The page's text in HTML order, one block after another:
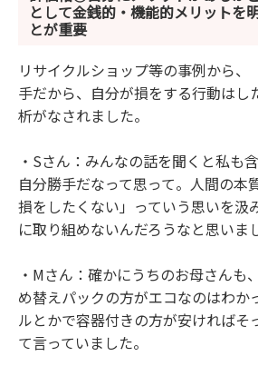
として金銭的・機能的メリットを
とが重要
リサイクルショップ等の事例から、
手だから、自分が損をする行動はし
析がなされました。
・Sさん：みんなの話を聞くと私も
自分勝手だなって思って。人間の本
損をしたくない」っていう思いを汲
に取り組めないんだろうなと思いま
・Mさん：確かにうちのお母さんも
め替えパックの方がエコなのはわか
ルとかで容器付きの方が安ければそ
て言っていました。